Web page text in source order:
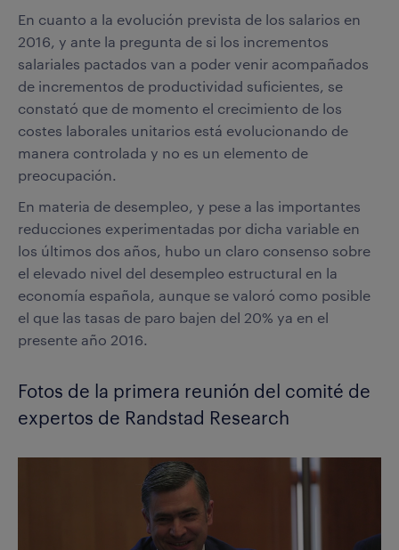
En cuanto a la evolución prevista de los salarios en
2016, y ante la pregunta de si los incrementos
salariales pactados van a poder venir acompañados
de incrementos de productividad suficientes, se
constató que de momento el crecimiento de los
costes laborales unitarios está evolucionando de
manera controlada y no es un elemento de
preocupación.
En materia de desempleo, y pese a las importantes
reducciones experimentadas por dicha variable en
los últimos dos años, hubo un claro consenso sobre
el elevado nivel del desempleo estructural en la
economía española, aunque se valoró como posible
el que las tasas de paro bajen del 20% ya en el
presente año 2016.
Fotos de la primera reunión del comité de
expertos de Randstad Research